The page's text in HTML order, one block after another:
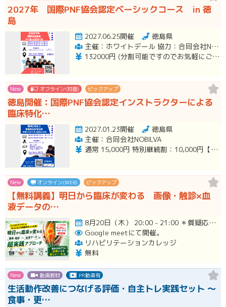
2027年 国際PNF協会認定ベーシックコース in 徳
島
2027.06.25開催
徳島県
主催：ホワイトデール 協力：合同会社NOBILVA
132000円 (分割可能ですのでお気軽にご相談ください。)
New オフライン(対面) ピックアップ
徳島開催：国際PNF協会認定インストラクターによる
臨床特化…
2027.01.23開催
徳島県
主催：合同会社NOBILVA
通常 15,000円 特別継続割：10,000円【2026年10/月の講習会参加者】 ペア割：12,000円/人
New オンライン(WEB) ピックアップ
【無料講義】明日から臨床が変わる 画像・触診×血
液データの…
8月20日（木） 20:00 - 21:00 ＊質疑応答とアンケート回答の時間を含みます。終了時間は余裕を持っ…開催
Google meetにて開催。
リハビリテーションカレッジ
無料
New 動画教材 PR動画有
生活動作改善につなげる評価・自主トレ実践セット ～
食事・更…